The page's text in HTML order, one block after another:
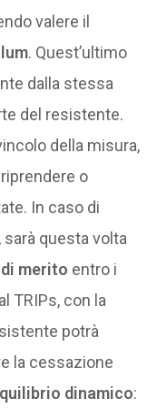
valere il
. Quest’ultimo
dalla stessa
del resistente.
della misura,
o
In caso di
questa volta
merito entro i
TRIPs, con la
potrà
la cessazione
dinamico: